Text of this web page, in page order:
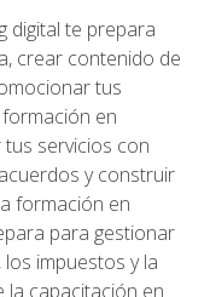
digital te prepara
crear contenido de
tus
en
servicios con
y construir
formación en
para gestionar
impuestos y la
la capacitación en